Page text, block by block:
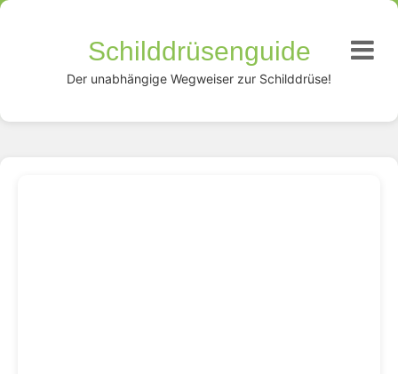
Schilddrüsenguide
Der unabhängige Wegweiser zur Schilddrüse!